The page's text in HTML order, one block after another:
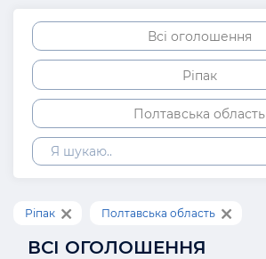
Всі оголошення
Ріпак
Полтавська область
Ріпак Полтавська область
ВСІ ОГОЛОШЕННЯ